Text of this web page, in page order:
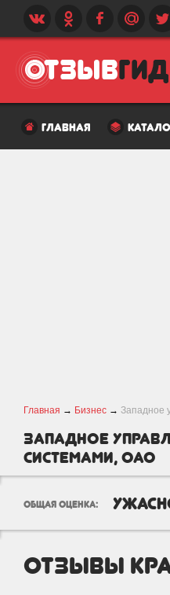
главная
Главная → Бизнес → Западное
Западное
системами, ОАО
общая оценка:
отзывы